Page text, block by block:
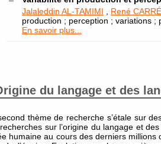
Jalaleddin AL-TAMIMI
René CARRÉ
production ; perception ; variations
En savoir plus...
du langage et des
thème de recherche s’étale sur
sur l’origine du langage et
humaine au cours des derniers millions